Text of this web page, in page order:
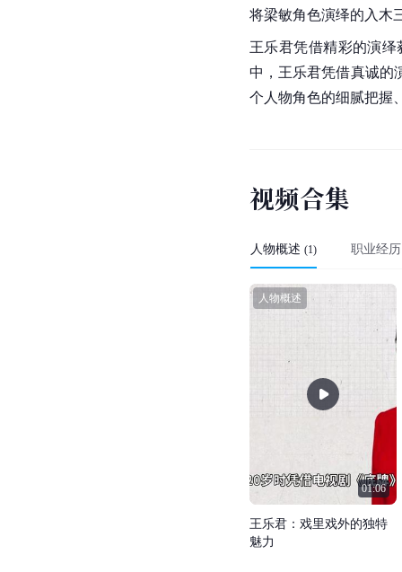
将梁敏角色演绎的入木
王乐君凭借精彩的演
中，王乐君凭借真诚的
个人物角色的细腻把握
视频合集
人物概述 (1) 职业经历
01:06
人物概述
王 乐君 ： 戏里戏外的独特
魅力